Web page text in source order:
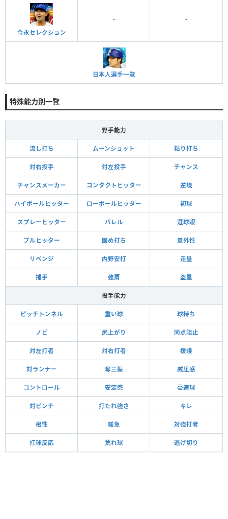
今永セレクション
- -
日本人選手一覧
特殊能力別一覧
野手能力
流し打ち ムーンショット 粘り打ち
対右投手 対左投手 チャンス
チャンスメーカー コンタクトヒッター 逆境
ハイボールヒッター ローボールヒッター 初球
スプレーヒッター バレル 選球眼
プルヒッター 固め打ち 意外性
リベンジ 内野安打 走塁
捕手 強肩 盗塁
投手能力
ピッチトンネル 重い球 球持ち
ノビ 尻上がり 同点阻止
対左打者 対右打者 援護
対ランナー 奪三振 威圧感
コントロール 安定感 豪速球
対ピンチ 打たれ強さ キレ
根性 緩急 対強打者
打球反応 荒れ球 逃げ切り